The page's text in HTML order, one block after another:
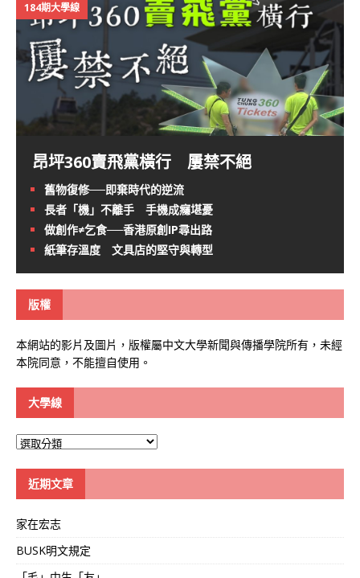
184期大學線
昂坪360賣飛黨橫行 屢禁不絕
舊物復修──即棄時代的逆流
長者「機」不離手 手機成癮堪憂
做創作≠乞食──香港原創IP尋出路
紙筆存溫度 文具店的堅守與轉型
版權
本網站的影片及圖片，版權屬中文大學新聞與傳播學院所有，未經
本院同意，不能擅自使用。
大學線
大
近期文章
家在宏志
BUSK明文規定